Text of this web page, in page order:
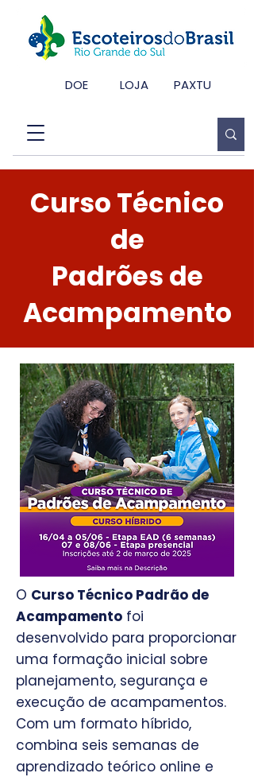
DOE LOJA PAXTU
Curso Técnico
de
Padrões de
Acampamento
O Curso Técnico Padrão de
Acampamento foi
desenvolvido para proporcionar
uma formação inicial sobre
planejamento, segurança e
execução de acampamentos.
Com um formato híbrido,
combina seis semanas de
aprendizado teórico online e